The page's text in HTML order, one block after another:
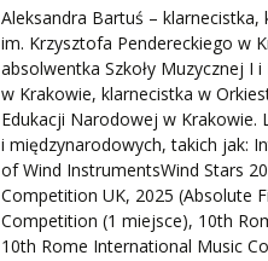
Aleksandra Bartuś –
im. Krzysztofa Pendereckiego w
absolwentka Szkoły Muzycznej I
w Krakowie, klarnecistka w
Edukacji Narodowej w
i międzynarodowych, takich jak:
of Wind InstrumentsWind Stars
Competition UK, 2025 (Absolute
Competition (1 miejsce), 10th
10th Rome International Music